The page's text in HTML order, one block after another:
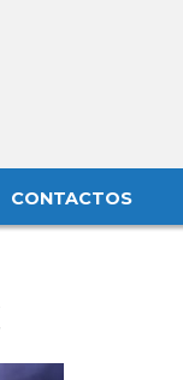
CONTACTOS